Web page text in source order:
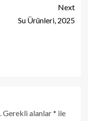
Next
Su Ürünleri, 2025
Gerekli alanlar* ile